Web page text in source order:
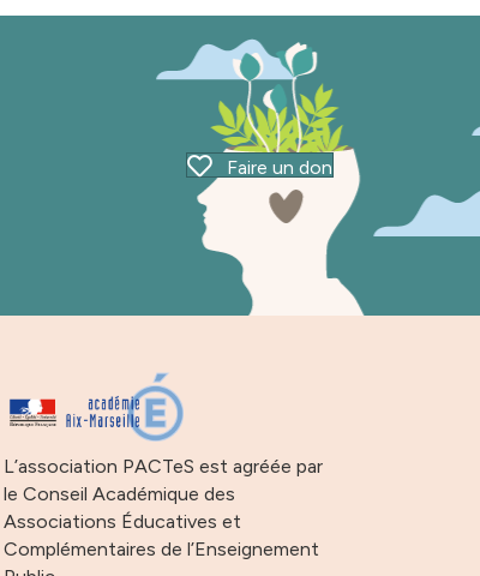
Faire un don
L’association PACTeS est agréée par
le Conseil Académique des
Associations Éducatives et
Complémentaires de l’Enseignement